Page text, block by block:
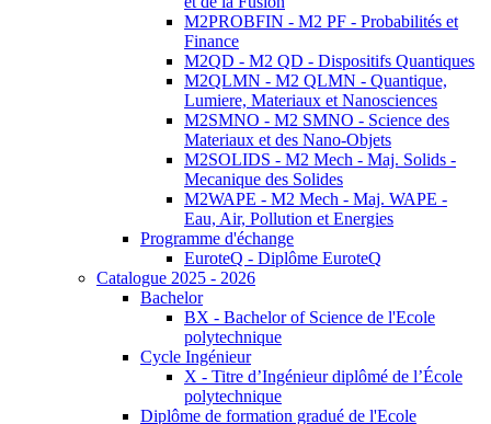
M2PROBFIN - M2 PF - Probabilités et
Finance
M2QD - M2 QD - Dispositifs Quantiques
M2QLMN - M2 QLMN - Quantique,
Lumiere, Materiaux et Nanosciences
M2SMNO - M2 SMNO - Science des
Materiaux et des Nano-Objets
M2SOLIDS - M2 Mech - Maj. Solids -
Mecanique des Solides
M2WAPE - M2 Mech - Maj. WAPE -
Eau, Air, Pollution et Energies
Programme d'échange
EuroteQ - Diplôme EuroteQ
Catalogue 2025 - 2026
Bachelor
BX - Bachelor of Science de l'Ecole
polytechnique
Cycle Ingénieur
X - Titre d’Ingénieur diplômé de l’École
polytechnique
Diplôme de formation gradué de l'Ecole